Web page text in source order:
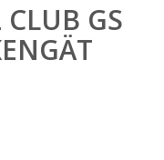
CLUB GS